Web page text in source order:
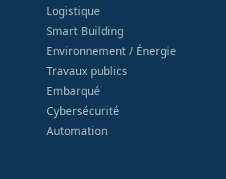
Logistique
Smart Building
Environnement / Énergie
Travaux publics
Embarqué
Cybersécurité
Automation